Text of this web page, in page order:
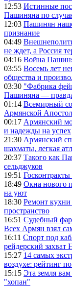
12:53 Истинные
Пашиняна по
12:03 Пашинян
признание
04:49
не ждет, а Россия
04:16 Война
03:55 Восемь лет
общества и
03:30 "Фабрика
Пашиняна —
01:14 Всемирный
Армянской
00:17 Армянский
и надежды на успех
21:30 Армянский
шахматы, легкая
20:37 Такого как
сельджуков
19:51
18:49 Окна нового
на уют
18:30 Ремонт
пространство
16:51 Судебный
Всех Армян взял
16:11 Спорт под
рейдерский
15:27 14 самых
воздухе: рейтинг
15:15 Эта земля
"хопан"